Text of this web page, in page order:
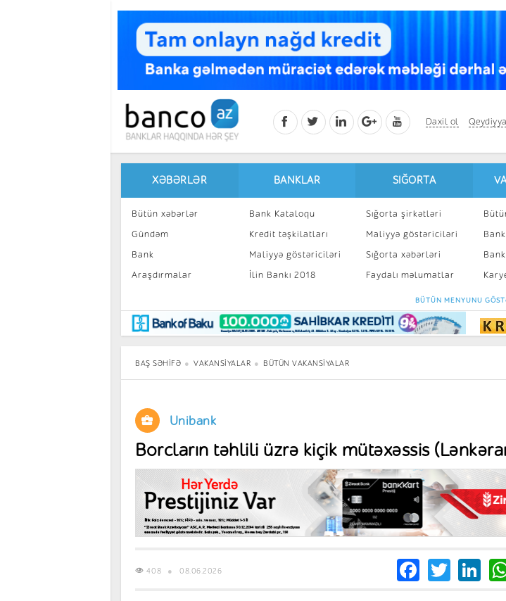
Daxil ol
XƏBƏRLƏR
Bütün xəbərlər
Gündəm
Bank
Araşdırmalar
Maraqlı
BancoTV
Müsahibə
BANKLAR
Bank Kataloqu
Kredit təşkilatları
Maliyyə göstəriciləri
İlin Bankı 2018
SIĞORTA
Sığorta şirkətləri
Maliyyə göstəriciləri
Sığorta xəbərləri
Faydalı məlumatlar
Sığorta kalkulyatoru
BÜTÜN MENYUNU
BAŞ SƏHIFƏ VAKANSIYALAR BÜTÜN VAKANSIYALAR
Unibank
Borcların təhlili üzrə kiçik mütəxəssis
408 08.06.2026